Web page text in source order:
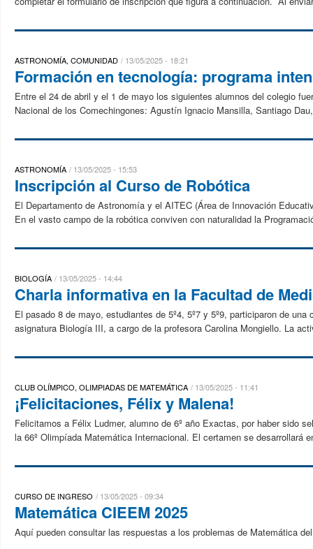
ASTRONOMÍA, COMUNIDAD 13/05/2025 - 18:21
Formación en tecnología: programa
Entre el 24 de abril y el 1 de mayo los siguientes alumnos del colegio
Nacional de los Comechingones: Agustín Ignacio Mansilla, Santiago
ASTRONOMÍA 13/05/2025 - 15:53
Inscripción al Curso de Robótica
El Departamento de Astronomía y el AITEC (Área de Innovación
En el vasto campo de la robótica conviven con naturalidad la
BIOLOGÍA 13/05/2025 - 14:44
Charla informativa en la Facultad de
El pasado 8 de mayo, estudiantes de 5º4, 5º7 y 5º9, participaron de
asignatura Biología III, a cargo de la profesora Carolina Mongiello. La
CLUB OLÍMPICO, OLIMPIADAS DE MATEMÁTICA 13/05/2025 - 11:41
¡Felicitaciones, Félix y Malena!
Felicitamos a Félix Ludmer, alumno de 6º año Exactas, por haber sido
la 66º Olimpíada Matemática Internacional. El certamen se desarrollará
CURSO DE INGRESO 13/05/2025 - 09:34
Matemática CIEEM 2025
Aquí pueden consultar las respuestas a los problemas de Matemática